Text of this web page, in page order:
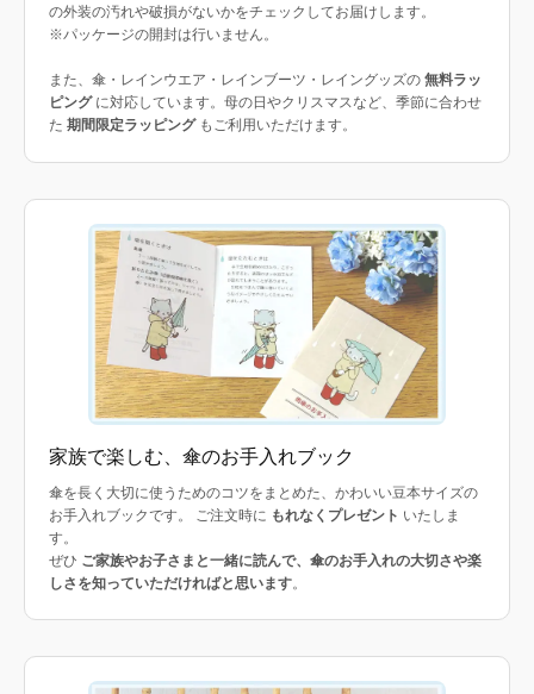
の外装の汚れや破損がないかをチェックしてお届けします。
※パッケージの開封は行いません。
また、傘・レインウエア・レインブーツ・レイングッズの 無料ラッ
ピングに対応しています。母の日やクリスマスなど、季節に合わせ
た 期間限定ラッピングもご利用いただけます。
家族で楽しむ、傘のお手入れブック
傘を長く大切に使うためのコツをまとめた、かわいい豆本サイズの
お手入れブックです。 ご注文時に もれなくプレゼント いたしま
す。
ぜひ ご家族やお子さまと一緒に読んで、傘のお手入れの大切さや楽
しさを知っていただければと思います。